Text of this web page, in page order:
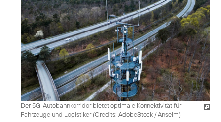
Der 5G-Autobahnkorridor bietet optimale Konnektivität für
Fahrzeuge und Logistiker (Credits: AdobeStock / Anselm)